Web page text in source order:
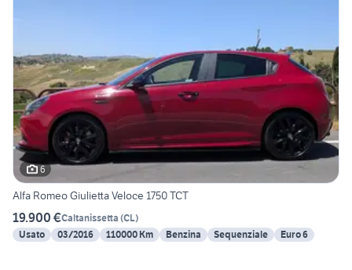
6
Alfa Romeo Giulietta Veloce 1750 TCT
19.900 €Caltanissetta (CL)
Usato
03/2016 110000 Km Benzina Sequenziale Euro 6